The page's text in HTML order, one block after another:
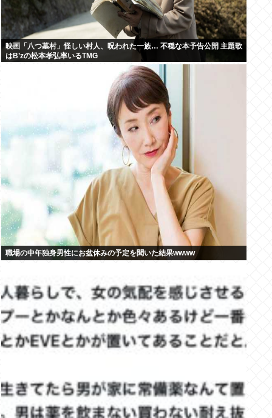
映画「八つ墓村」怪しい村人、呪われた一族… 不穏な本予告公開 主題歌
はB’zの松本孝弘率いるTMG
職場の中年独身男性にお盆休みの予定を聞いた結果wwww